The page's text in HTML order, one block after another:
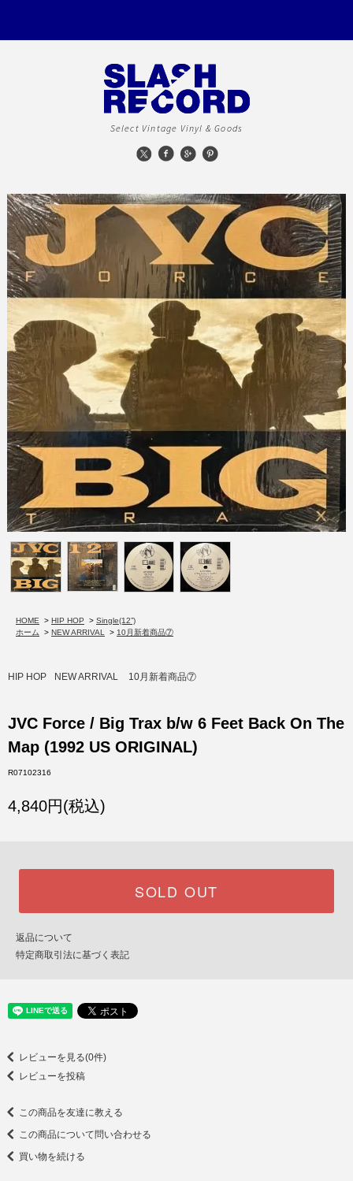
Select Vintage Vinyl & Goods
HOME > HIP HOP > Single(12”)
ホーム
> NEW ARRIVAL > 10月新着商品⑦
HIP HOP NEW ARRIVAL 10月新着商品⑦
JVC Force / Big Trax b/w 6 Feet Back On The
Map (1992 US ORIGINAL)
R07102316
4,840円(税込)
SOLD OUT
返品について
特定商取引法に基づく表記
レビューを見る(0件)
レビューを投稿
この商品を友達に教える
この商品について問い合わせる
買い物を続ける